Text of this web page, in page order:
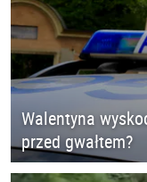
Walentyna
przed gwałtem?